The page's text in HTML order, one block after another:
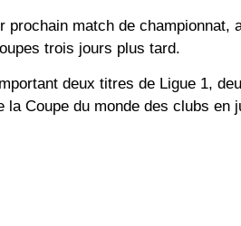
match de championnat,
trois jours plus tard.
deux titres de Ligue 1,
Coupe du monde des clubs en